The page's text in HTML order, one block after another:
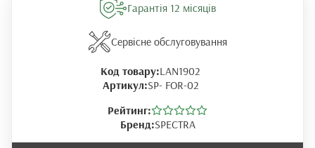
Гарантія 12 місяців
Сервісне обслуговування
Код товару:LAN1902
Артикул:SP- FOR-02
Рейтинг:
Бренд:SPECTRA